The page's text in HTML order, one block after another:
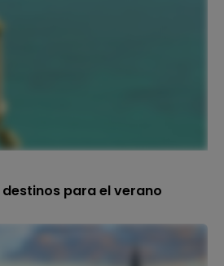
para el verano